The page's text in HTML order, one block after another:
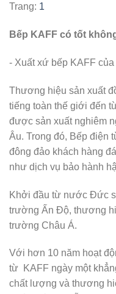
Trang: 1
Bếp KAFF có tốt
- Xuất xứ bếp KAFF
Thương hiệu sản xuất
tiếng toàn thế giới đến
được sản xuất nghiêm
Âu. Trong đó, Bếp điện
đông đảo khách hàng
như dịch vụ bảo hành
Khởi đầu từ nước Đức
trường Ấn Độ, thương
trường Châu Á.
Với hơn 10 năm hoạt
từ KAFF ngày một
chất lượng và thương